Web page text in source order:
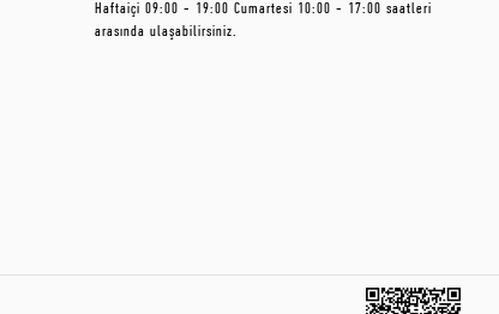
Haftaiçi 09:00 - 19:00 Cumartesi 10:00 - 17:00 saatleri
arasında ulaşabilirsiniz.